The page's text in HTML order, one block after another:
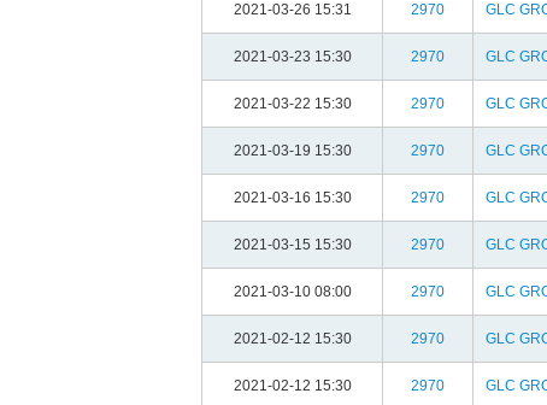
2021-03-26 15:31 2970 GLC
2021-03-23 15:30 2970 GLC
2021-03-22 15:30 2970 GLC
2021-03-19 15:30 2970 GLC
2021-03-16 15:30 2970 GLC
2021-03-15 15:30 2970 GLC
2021-03-10 08:00 2970 GLC
2021-02-12 15:30 2970 GLC
2021-02-12 15:30 2970 GLC